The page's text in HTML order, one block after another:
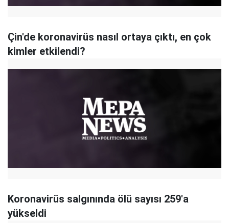
Çin'de koronavirüs nasıl ortaya çıktı, en çok
kimler etkilendi?
Koronavirüs salgınında ölü sayısı 259'a
yükseldi